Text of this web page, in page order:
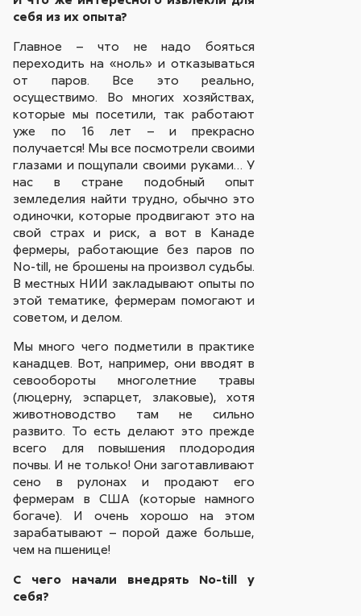
себя из их опыта?
Главное – что не надо бояться
переходить на «ноль» и отказываться
от паров. Все это реально,
осуществимо. Во многих хозяйствах,
которые мы посетили, так работают
уже по 16 лет – и прекрасно
получается! Мы все посмотрели своими
глазами и пощупали своими руками… У
нас в стране подобный опыт
земледелия найти трудно, обычно это
одиночки, которые продвигают это на
свой страх и риск, а вот в Канаде
фермеры, работающие без паров по
No-till, не брошены на произвол судьбы.
В местных НИИ закладывают опыты по
этой тематике, фермерам помогают и
советом, и делом.
Мы много чего подметили в практике
канадцев. Вот, например, они вводят в
севообороты многолетние травы
(люцерну, эспарцет, злаковые), хотя
животноводство там не сильно
развито. То есть делают это прежде
всего для повышения плодородия
почвы. И не только! Они заготавливают
сено в рулонах и продают его
фермерам в США (которые намного
богаче). И очень хорошо на этом
зарабатывают – порой даже больше,
чем на пшенице!
С чего начали внедрять No-till у
себя?